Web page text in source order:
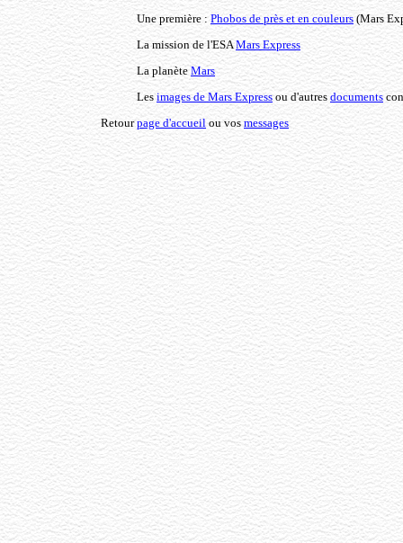
Une première : Phobos de près et en couleurs (Mars
La mission de l'ESAMars Express
La planète Mars
Les images de Mars Express ou d'autres documents
Retourpage d'accueil ou vos messages